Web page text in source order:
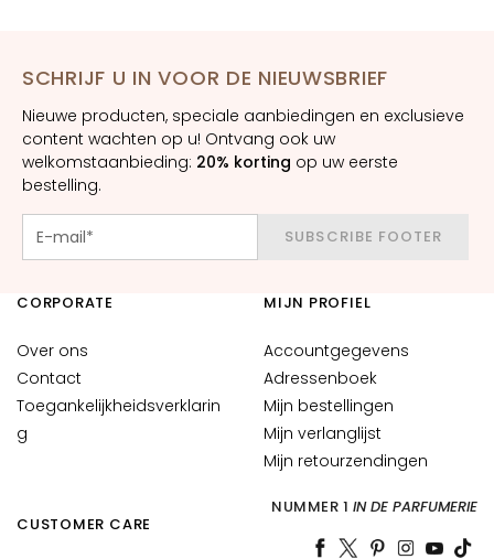
N
Z
A
M
a
g
c
r
p
s
-
SCHRIJF U IN VOOR DE NIEUWSBRIEF
Nieuwe producten, speciale aanbiedingen en exclusieve
content wachten op u! Ontvang ook uw
welkomstaanbieding: 20% korting op uw eerste
bestelling.
SUBSCRIBE FOOTER
CORPORATE
Over ons
Contact
Toegankelijkheidsverklarin
g
CUSTOMER CARE
MIJN PROFIEL
Accountgegevens
Adressenboek
Mijn bestellingen
Mijn verlanglijst
Mijn retourzendingen
NUMMER 1 IN DE PARFUMERIE